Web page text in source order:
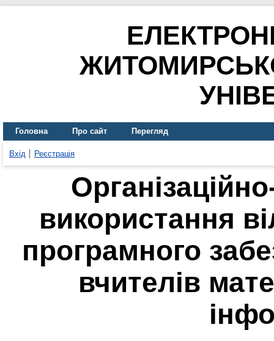
Головна Про сайт Перегляд
Вхід Реєстрація
використання
програмного
вчителів